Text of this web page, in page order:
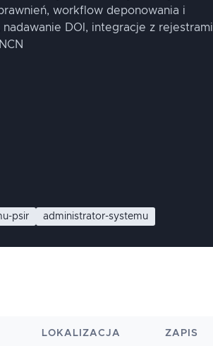
workflow deponowania i
DOI, integracje z rejestrami
psir administrator-systemu
LOKALIZACJA ZAPIS